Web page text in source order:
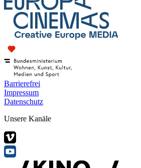
Barrierefrei
Impressum
Datenschutz
Unsere Kanäle